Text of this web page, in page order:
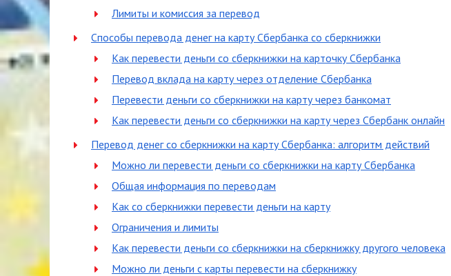
Лимиты и комиссия за перевод
Способы перевода денег на карту Сбербанка со сберкнижки
Как перевести деньги со сберкнижки на карточку Сбербанка
Перевод вклада на карту через отделение Сбербанка
Перевести деньги со сберкнижки на карту через банкомат
Как перевести деньги со сберкнижки на карту через Сбербанк онлайн
Перевод денег со сберкнижки на карту Сбербанка: алгоритм действий
Можно ли перевести деньги со сберкнижки на карту Сбербанка
Общая информация по переводам
Как со сберкнижки перевести деньги на карту
Ограничения и лимиты
Как перевести деньги со сберкнижки на сберкнижку другого человека
Можно ли деньги с карты перевести на сберкнижку